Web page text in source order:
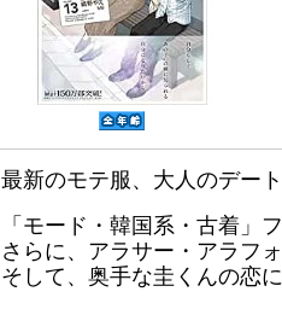
最新のモテ服、大人のデー
「モード・韓国系・古着」
さらに、アラサー・アラフ
そして、奥手な圭くんの恋